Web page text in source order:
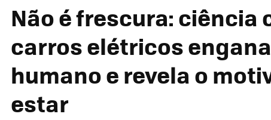
Não é frescura: ciência
carros elétricos
humano e revela o
estar